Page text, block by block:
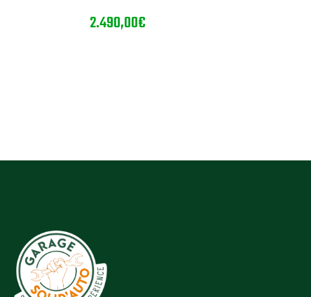
o
2.490,00€